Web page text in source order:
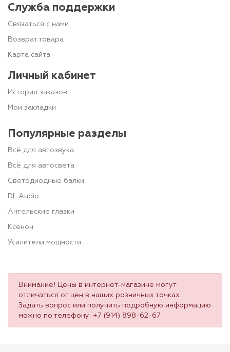
Служба поддержки
Связаться с нами
Возврат товара
Карта сайта
Личный кабинет
История заказов
Мои закладки
Популярные разделы
Всё для автозвука
Всё для автосвета
Светодиодные балки
DL Audio
Ангельские глазки
Ксенон
Усилители мощности
Внимание! Цены в интернет-магазине могут
отличаться от цен в наших розничных точках.
Задать вопрос или получить подробную информацию
можно по телефону: +7 (914) 898-62-67